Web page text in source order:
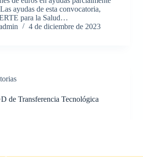
ayudas de esta convocatoria,
para la Salud…
4 de diciembre de 2023
de Transferencia Tecnológica